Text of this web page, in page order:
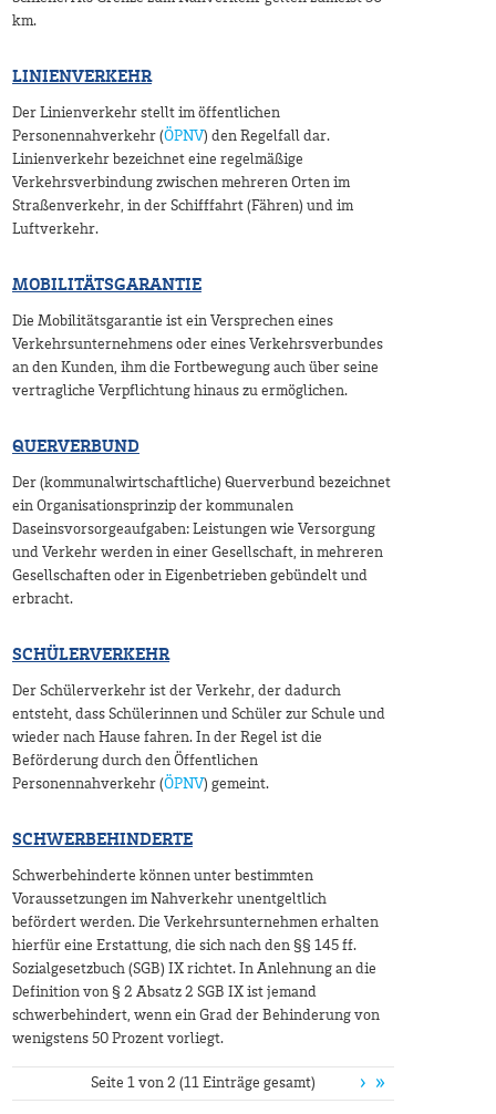
km.
LINIENVERKEHR
Der Linienverkehr stellt im öffentlichen
Personennahverkehr (ÖPNV) den Regelfall dar.
Linienverkehr bezeichnet eine regelmäßige
Verkehrsverbindung zwischen mehreren Orten im
Straßenverkehr, in der Schifffahrt (Fähren) und im
Luftverkehr.
MOBILITÄTSGARANTIE
Die Mobilitätsgarantie ist ein Versprechen eines
Verkehrsunternehmens oder eines Verkehrsverbundes
an den Kunden, ihm die Fortbewegung auch über seine
vertragliche Verpflichtung hinaus zu ermöglichen.
QUERVERBUND
Der (kommunalwirtschaftliche) Querverbund bezeichnet
ein Organisationsprinzip der kommunalen
Daseinsvorsorgeaufgaben: Leistungen wie Versorgung
und Verkehr werden in einer Gesellschaft, in mehreren
Gesellschaften oder in Eigenbetrieben gebündelt und
erbracht.
SCHÜLERVERKEHR
Der Schülerverkehr ist der Verkehr, der dadurch
entsteht, dass Schülerinnen und Schüler zur Schule und
wieder nach Hause fahren. In der Regel ist die
Beförderung durch den Öffentlichen
Personennahverkehr (ÖPNV) gemeint.
SCHWERBEHINDERTE
Schwerbehinderte können unter bestimmten
Voraussetzungen im Nahverkehr unentgeltlich
befördert werden. Die Verkehrsunternehmen erhalten
hierfür eine Erstattung, die sich nach den §§ 145 ff.
Sozialgesetzbuch (SGB) IX richtet. In Anlehnung an die
Definition von § 2 Absatz 2 SGB IX ist jemand
schwerbehindert, wenn ein Grad der Behinderung von
wenigstens 50 Prozent vorliegt.
› »
Seite 1 von 2 (11 Einträge gesamt)